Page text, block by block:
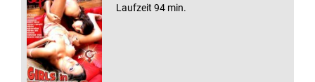
Laufzeit 94 min.